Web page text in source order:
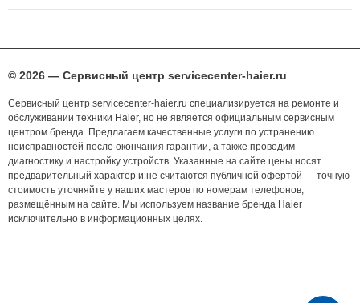
© 2026 — Сервисный центр servicecenter-haier.ru
Сервисный центр servicecenter-haier.ru специализируется на ремонте и
обслуживании техники Haier, но не является официальным сервисным
центром бренда. Предлагаем качественные услуги по устранению
неисправностей после окончания гарантии, а также проводим
диагностику и настройку устройств. Указанные на сайте цены носят
предварительный характер и не считаются публичной офертой — точную
стоимость уточняйте у наших мастеров по номерам телефонов,
размещённым на сайте. Мы используем название бренда Haier
исключительно в информационных целях.